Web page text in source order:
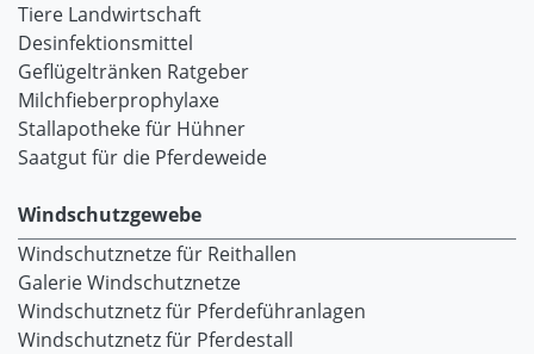
Tiere Landwirtschaft
Desinfektionsmittel
Geflügeltränken Ratgeber
Milchfieberprophylaxe
Stallapotheke für Hühner
Saatgut für die Pferdeweide
Windschutzgewebe
Windschutznetze für Reithallen
Galerie Windschutznetze
Windschutznetz für Pferdeführanlagen
Windschutznetz für Pferdestall